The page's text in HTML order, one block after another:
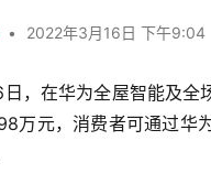
• 2022年3月16日 下午9:04
日，在华为全屋智能及全
万元，消费者可通过华